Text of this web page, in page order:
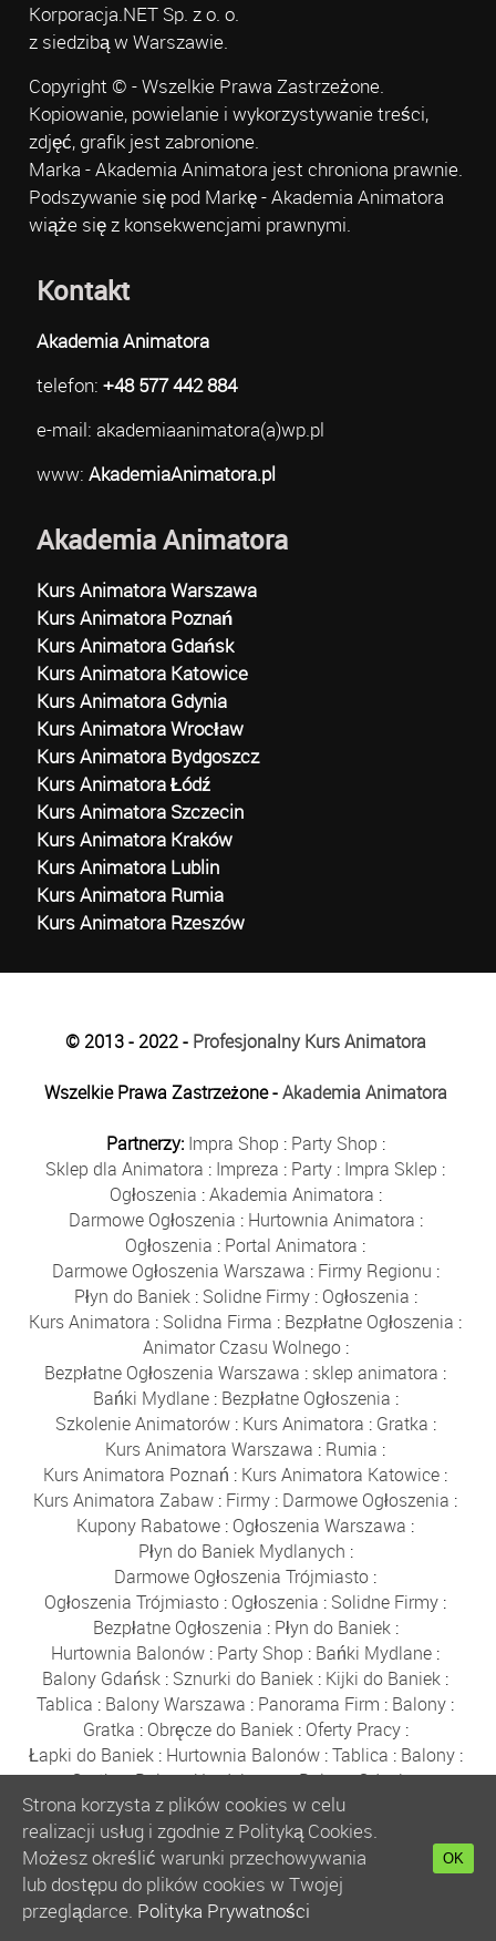
Korporacja.NET Sp. z o. o.
z siedzibą w Warszawie.
Copyright © - Wszelkie Prawa Zastrzeżone.
Kopiowanie, powielanie i wykorzystywanie treści,
zdjęć, grafik jest zabronione.
Marka - Akademia Animatora jest chroniona prawnie.
Podszywanie się pod Markę - Akademia Animatora
wiąże się z konsekwencjami prawnymi.
Kontakt
Akademia Animatora
telefon: +48 577 442 884
e-mail: akademiaanimatora(a)wp.pl
www: AkademiaAnimatora.pl
Akademia Animatora
Kurs Animatora Warszawa
Kurs Animatora Poznań
Kurs Animatora Gdańsk
Kurs Animatora Katowice
Kurs Animatora Gdynia
Kurs Animatora Wrocław
Kurs Animatora Bydgoszcz
Kurs Animatora Łódź
Kurs Animatora Szczecin
Kurs Animatora Kraków
Kurs Animatora Lublin
Kurs Animatora Rumia
Kurs Animatora Rzeszów
© 2013 - 2022 - Profesjonalny Kurs Animatora
Wszelkie Prawa Zastrzeżone -Akademia Animatora
Partnerzy: Impra Shop : Party Shop :
Sklep dla Animatora : Impreza : Party : Impra Sklep :
Ogłoszenia :Akademia Animatora :
Darmowe Ogłoszenia : Hurtownia Animatora :
Ogłoszenia : Portal Animatora :
Darmowe Ogłoszenia Warszawa : Firmy Regionu :
Płyn do Baniek: Solidne Firmy: Ogłoszenia :
Kurs Animatora : Solidna Firma : Bezpłatne Ogłoszenia :
Animator Czasu Wolnego:
Bezpłatne Ogłoszenia Warszawa : sklep animatora :
Bańki Mydlane: Bezpłatne Ogłoszenia :
Szkolenie Animatorów: Kurs Animatora : Gratka :
Kurs Animatora Warszawa : Rumia :
Kurs Animatora Poznań : Kurs Animatora Katowice :
Kurs Animatora Zabaw : Firmy : Darmowe Ogłoszenia :
Kupony Rabatowe : Ogłoszenia Warszawa :
Płyn do Baniek Mydlanych :
Darmowe Ogłoszenia Trójmiasto :
Ogłoszenia Trójmiasto : Ogłoszenia : Solidne Firmy :
Bezpłatne Ogłoszenia : Płyn do Baniek:
Hurtownia Balonów : Party Shop : Bańki Mydlane :
Balony Gdańsk : Sznurki do Baniek : Kijki do Baniek :
Tablica : Balony Warszawa : Panorama Firm : Balony :
Gratka : Obręcze do Baniek: Oferty Pracy:
Łapki do Baniek: Hurtownia Balonów:Tablica : Balony:
Gratka:Balony Urodzinowe:Balony Gdynia:
Bańki Mydlane Kraków :Miasto Rumia:
Wesele Sklep:Balony z Helem Warszawa:
Tablica:Halloween:Balony Rumia:Auto Moto
Prezent:Płyn do Baniek: Baza Firm
Ogłoszenia: Płyn do Baniek:Anonse
Strona korzysta z plików cookies w celu
realizacji usług i zgodnie z Polityką Cookies.
Możesz określić warunki przechowywania
lub dostępu do plików cookies w Twojej
przeglądarce. Polityka Prywatności
OK